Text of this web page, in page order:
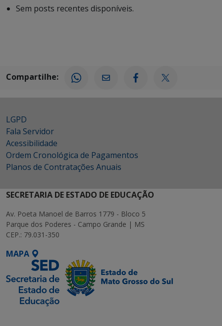
Sem posts recentes disponíveis.
Compartilhe:
LGPD
Fala Servidor
Acessibilidade
Ordem Cronológica de Pagamentos
Planos de Contratações Anuais
SECRETARIA DE ESTADO DE EDUCAÇÃO
Av. Poeta Manoel de Barros 1779 - Bloco 5
Parque dos Poderes - Campo Grande | MS
CEP.: 79.031-350
MAPA